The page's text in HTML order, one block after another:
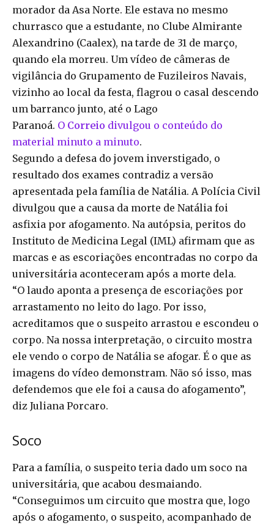
morador da Asa Norte. Ele estava no mesmo
churrasco que a estudante, no Clube Almirante
Alexandrino (Caalex), na tarde de 31 de março,
quando ela morreu. Um vídeo de câmeras de
vigilância do Grupamento de Fuzileiros Navais,
vizinho ao local da festa, flagrou o casal descendo
um barranco junto, até o Lago
Paranoá. O Correio divulgou o conteúdo do
material minuto a minuto.
Segundo a defesa do jovem inverstigado, o
resultado dos exames contradiz a versão
apresentada pela família de Natália. A Polícia Civil
divulgou que a causa da morte de Natália foi
asfixia por afogamento. Na autópsia, peritos do
Instituto de Medicina Legal (IML) afirmam que as
marcas e as escoriações encontradas no corpo da
universitária aconteceram após a morte dela.
“O laudo aponta a presença de escoriações por
arrastamento no leito do lago. Por isso,
acreditamos que o suspeito arrastou e escondeu o
corpo. Na nossa interpretação, o circuito mostra
ele vendo o corpo de Natália se afogar. É o que as
imagens do vídeo demonstram. Não só isso, mas
defendemos que ele foi a causa do afogamento”,
diz Juliana Porcaro.
Soco
Para a família, o suspeito teria dado um soco na
universitária, que acabou desmaiando.
“Conseguimos um circuito que mostra que, logo
após o afogamento, o suspeito, acompanhado de